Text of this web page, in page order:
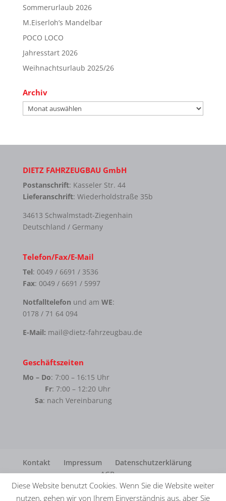
Sommerurlaub 2026
M.Eiserloh’s Mandelbar
POCO LOCO
Jahresstart 2026
Weihnachtsurlaub 2025/26
Archiv
Archiv
DIETZ FAHRZEUGBAU GmbH
Postanschrift: Kasseler Str. 44
Lieferanschrift: Wiederholdstraße 35b
34613 Schwalmstadt-Ziegenhain
Deutschland / Germany
Telefon/Fax/E-Mail
Tel: 0049 / 6691 / 3536
Fax: 0049 / 6691 / 5997
Notfalltelefon und am WE:
0178 / 71 64 094
E-Mail: mail@dietz-fahrzeugbau.de
Geschäftszeiten
Mo – Do: 7:00 – 16:15 Uhr
Fr: 7:00 – 12:20 Uhr
Sa: nach Vereinbarung
Kontakt Impressum
Datenschutzerklärung
AGB
Diese Website benutzt Cookies. Wenn Sie die Website weiter
nutzen, gehen wir von Ihrem Einverständnis aus, aber Sie